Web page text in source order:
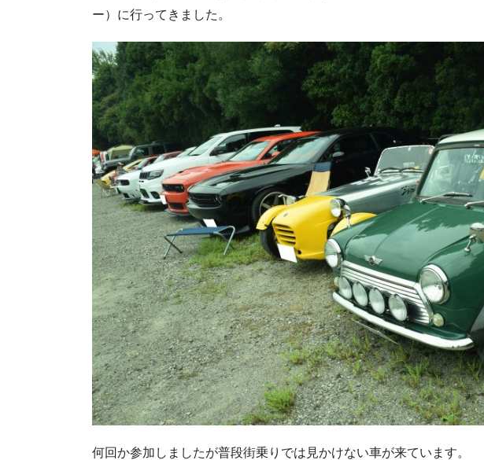
ー）に行ってきました。
何回か参加しましたが普段街乗りでは見かけない車が来ています。